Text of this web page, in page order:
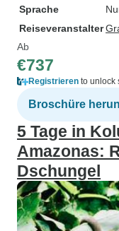
Sprache
Reiseveranstalter
Ab
€737
Registrieren to unlock
Broschüre
5 Tage in
Amazonas:
Dschungel